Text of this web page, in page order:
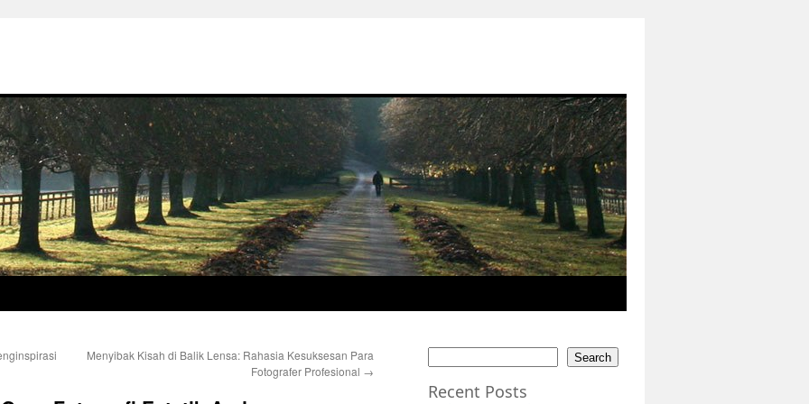
Menyibak Kisah di Balik Lensa: Rahasia Kesuksesan Para
Fotografer Profesional →
Search
Recent Posts